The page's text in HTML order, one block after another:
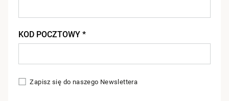
KOD POCZTOWY *
Zapisz się do naszego Newslettera